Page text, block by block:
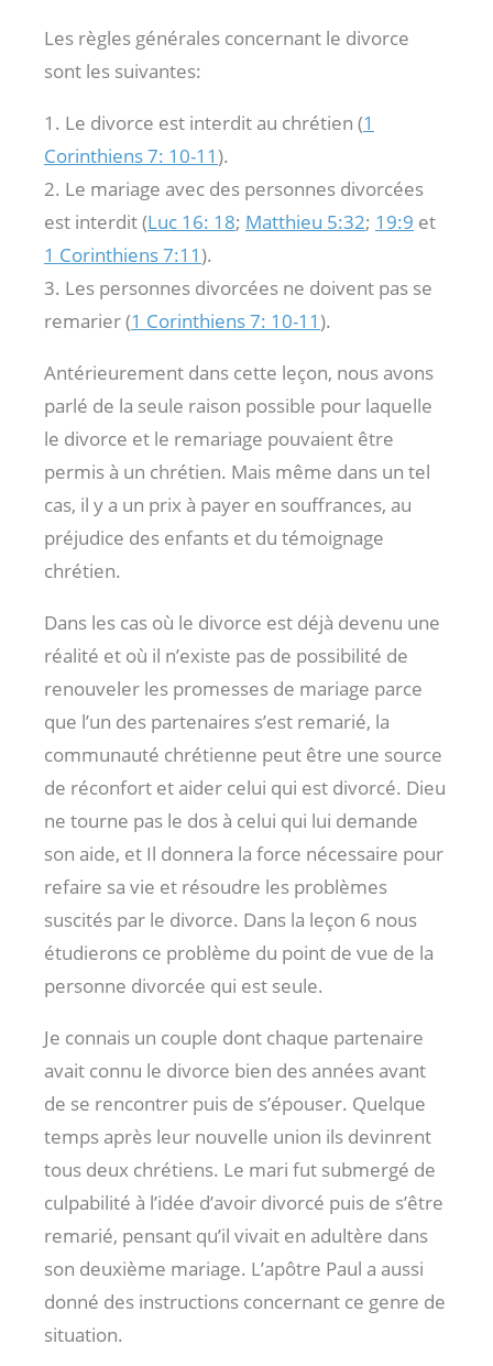
Les règles générales concernant le divorce
sont les suivantes:
1. Le divorce est interdit au chrétien (1
Corinthiens 7: 10-11).
2. Le mariage avec des personnes divorcées
est interdit (Luc 16: 18; Matthieu 5:32; 19:9 et
1 Corinthiens 7:11).
3. Les personnes divorcées ne doivent pas se
remarier (1 Corinthiens 7: 10-11).
Antérieurement dans cette leçon, nous avons
parlé de la seule raison possible pour laquelle
le divorce et le remariage pouvaient être
permis à un chrétien. Mais même dans un tel
cas, il y a un prix à payer en souffrances, au
préjudice des enfants et du témoignage
chrétien.
Dans les cas où le divorce est déjà devenu une
réalité et où il n’existe pas de possibilité de
renouveler les promesses de mariage parce
que l’un des partenaires s’est remarié, la
communauté chrétienne peut être une source
de réconfort et aider celui qui est divorcé. Dieu
ne tourne pas le dos à celui qui lui demande
son aide, et Il donnera la force nécessaire pour
refaire sa vie et résoudre les problèmes
suscités par le divorce. Dans la leçon 6 nous
étudierons ce problème du point de vue de la
personne divorcée qui est seule.
Je connais un couple dont chaque partenaire
avait connu le divorce bien des années avant
de se rencontrer puis de s’épouser. Quelque
temps après leur nouvelle union ils devinrent
tous deux chrétiens. Le mari fut submergé de
culpabilité à l’idée d’avoir divorcé puis de s’être
remarié, pensant qu’il vivait en adultère dans
son deuxième mariage. L’apôtre Paul a aussi
donné des instructions concernant ce genre de
situation.